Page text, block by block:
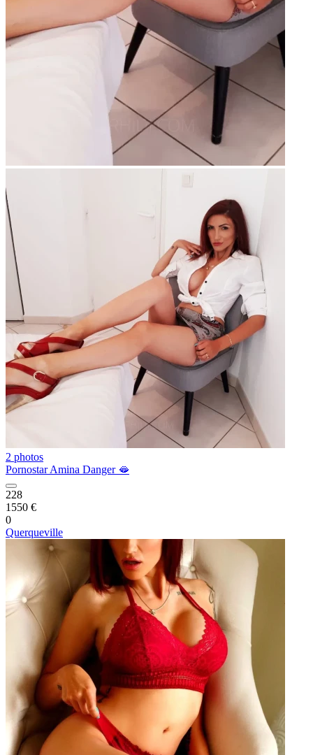
2 photos
Pornostar Amina Danger 🫦
228
1550 €
0
Querqueville